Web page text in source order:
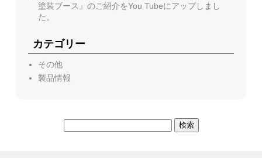
塗装ブース』のご紹介をYou Tubeにアップしまし
た。
カテゴリー
その他
製品情報